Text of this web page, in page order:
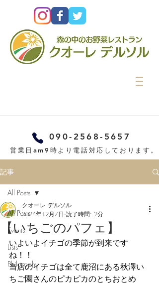
090-2568-5657
営業日am9時より電話対応しております。
記事
All Posts
Events
Lists
Philosophy
All Posts
【いちごのパフェ】
クオーレ デルソル
2024年12月7日 読了時間: 2分
いよいよイチゴの季節が到来です
ね！！
当店のイチゴは全て鹿沼にある秋澤い
ちご園さんのピカピカのとちおとめ